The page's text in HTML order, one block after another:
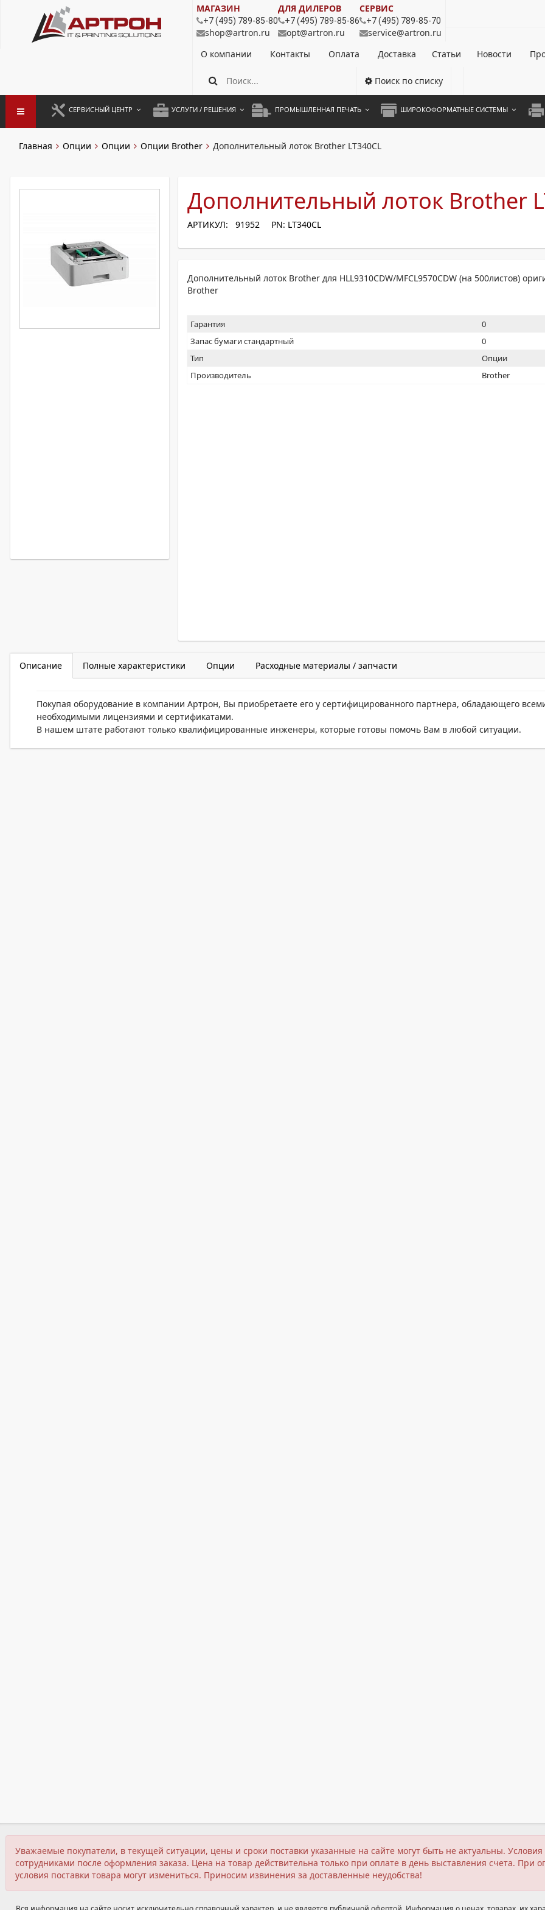
МАГАЗИН
+7 (495) 789-85-80
shop@artron.ru
ДЛЯ ДИЛЕРОВ
+7 (495) 789-85-86
opt@artron.ru
СЕРВИС
+7 (495) 789-85-70
service@artron.ru
О компании
Контакты Оплата Доставка Статьи Новости
Поиск по списку
СЕРВИСНЫЙ ЦЕНТР
РАЗОВЫЕ РЕМОНТЫ
УСЛУГИ / РЕШЕНИЯ
АРЕНДА ОБОРУДОВАНИЯ
ПРОМЫШЛЕННАЯ ПЕЧАТЬ ШИРОКОФОРМАТНЫЕ СИСТЕМЫ
Главная Опции Опции Опции Brother Дополнительный лоток Brother LT340CL
Дополнительный лоток Brother
АРТИКУЛ: 91952 PN: LT340CL
Дополнительный лоток Brother для HLL9310CDW/MFCL9570CDW (на 500листов)
Brother
Гарантия
0
Запас бумаги стандартный
0
Тип
Опции
Производитель
Brother
Описание Полные характеристики Опции Расходные материалы / запчасти
Покупая оборудование в компании Артрон, Вы приобретаете его у сертифицированного партнера, обладающего
необходимыми лицензиями и сертификатами.
В нашем штате работают только квалифицированные инженеры, которые готовы помочь Вам в любой ситуации.
Уважаемые покупатели, в текущей ситуации, цены и сроки поставки указанные на сайте могут быть не актуальны.
сотрудниками после оформления заказа. Цена на товар действительна только при оплате в день выставления счета.
условия поставки товара могут измениться. Приносим извинения за доставленные неудобства!